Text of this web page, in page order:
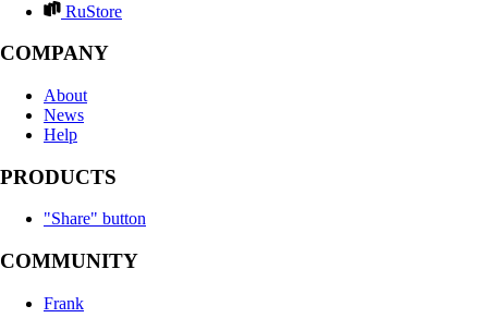
RuStore
COMPANY
About
News
Help
PRODUCTS
"Share" button
COMMUNITY
Frank